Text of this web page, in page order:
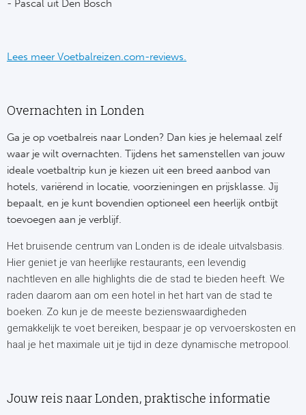
- Pascal uit Den Bosch
Lees meer Voetbalreizen.com-reviews.
Overnachten in Londen
Ga je op voetbalreis naar Londen? Dan kies je helemaal zelf
waar je wilt overnachten. Tijdens het samenstellen van jouw
ideale voetbaltrip kun je kiezen uit een breed aanbod van
hotels, variërend in locatie, voorzieningen en prijsklasse. Jij
bepaalt, en je kunt bovendien optioneel een heerlijk ontbijt
toevoegen aan je verblijf.
Het bruisende centrum van Londen is de ideale uitvalsbasis.
Hier geniet je van heerlijke restaurants, een levendig
nachtleven en alle highlights die de stad te bieden heeft. We
raden daarom aan om een hotel in het hart van de stad te
boeken. Zo kun je de meeste bezienswaardigheden
gemakkelijk te voet bereiken, bespaar je op vervoerskosten en
haal je het maximale uit je tijd in deze dynamische metropool.
Jouw reis naar Londen, praktische informatie